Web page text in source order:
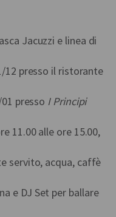
Jacuzzi e linea di
12 presso il ristorante
presso I Principi
11.00 alle ore 15.00,
servito, acqua, caffè
e DJ Set per ballare